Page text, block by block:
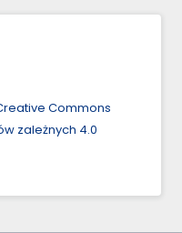
Commons
zależnych 4.0